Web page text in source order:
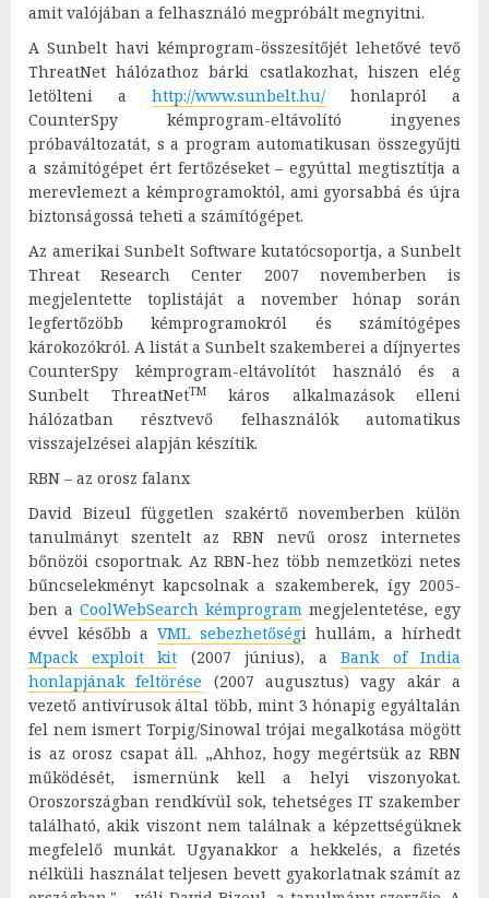
amit valójában a felhasználó megpróbált megnyitni.
A Sunbelt havi kémprogram-összesítőjét lehetővé tevő
ThreatNet hálózathoz bárki csatlakozhat, hiszen elég
letölteni a http://www.sunbelt.hu/ honlapról a
CounterSpy kémprogram-eltávolító ingyenes
próbaváltozatát, s a program automatikusan összegyűjti
a számítógépet ért fertőzéseket – egyúttal megtisztítja a
merevlemezt a kémprogramoktól, ami gyorsabbá és újra
biztonságossá teheti a számítógépet.
Az amerikai Sunbelt Software kutatócsoportja, a Sunbelt
Threat Research Center 2007 novemberben is
megjelentette toplistáját a november hónap során
legfertőzöbb kémprogramokról és számítógépes
károkozókról. A listát a Sunbelt szakemberei a díjnyertes
CounterSpy kémprogram-eltávolítót használó és a
Sunbelt ThreatNetTMkáros alkalmazások elleni
hálózatban résztvevő felhasználók automatikus
visszajelzései alapján készítik.
RBN – az orosz falanx
David Bizeul független szakértő novemberben külön
tanulmányt szentelt az RBN nevű orosz internetes
bőnözöi csoportnak. Az RBN-hez több nemzetközi netes
bűncselekményt kapcsolnak a szakemberek, így 2005-
ben a CoolWebSearch kémprogram megjelentetése, egy
évvel később aVML sebezhetőségi hullám, a hírhedt
Mpack exploit kit (2007 június), a Bank of India
honlapjának feltörése (2007 augusztus) vagy akár a
vezető antivírusok által több, mint 3 hónapig egyáltalán
fel nem ismert Torpig/Sinowal trójai megalkotása mögött
is az orosz csapat áll. „Ahhoz, hogy megértsük az RBN
működését, ismernünk kell a helyi viszonyokat.
Oroszországban rendkívül sok, tehetséges IT szakember
található, akik viszont nem találnak a képzettségüknek
megfelelő munkát. Ugyanakkor a hekkelés, a fizetés
nélküli használat teljesen bevett gyakorlatnak számít az